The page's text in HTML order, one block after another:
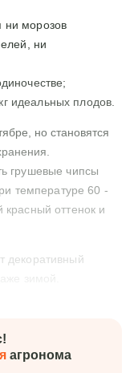
ни морозов
ни
идеальных плодов.
но становятся
грушевые чипсы
температуре 60 -
оттенок и
декоративный
зимой.
агронома